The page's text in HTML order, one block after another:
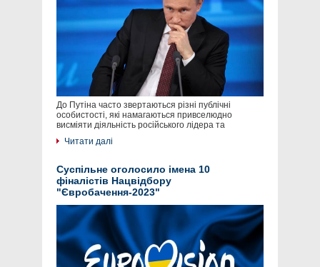
До Путіна часто звертаються різні публічні
особистості, які намагаються привселюдно
висміяти діяльність російського лідера та
Читати далі
Суспільне оголосило імена 10
фіналістів Нацвідбору
"Євробачення-2023"